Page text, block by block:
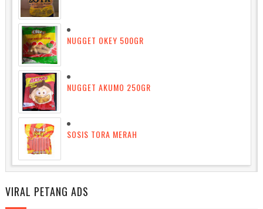
NUGGET OKEY 500GR
NUGGET AKUMO 250GR
SOSIS TORA MERAH
VIRAL PETANG ADS